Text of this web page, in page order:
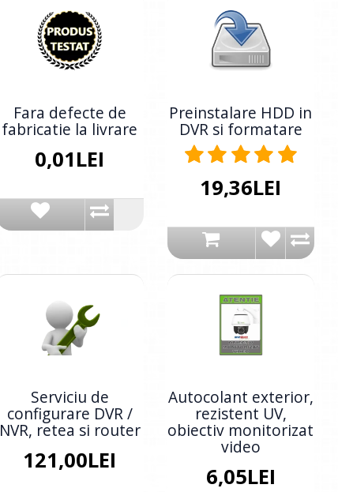
Fara defecte de
fabricatie la livrare
0,01LEI
Preinstalare HDD in
DVR si formatare
19,36LEI
Serviciu de
configurare DVR /
NVR, retea si router
121,00LEI
Autocolant exterior,
rezistent UV,
obiectiv monitorizat
video
6,05LEI